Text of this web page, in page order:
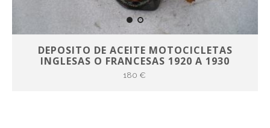
DEPOSITO DE ACEITE MOTOCICLETAS
INGLESAS O FRANCESAS 1920 A 1930
180 €